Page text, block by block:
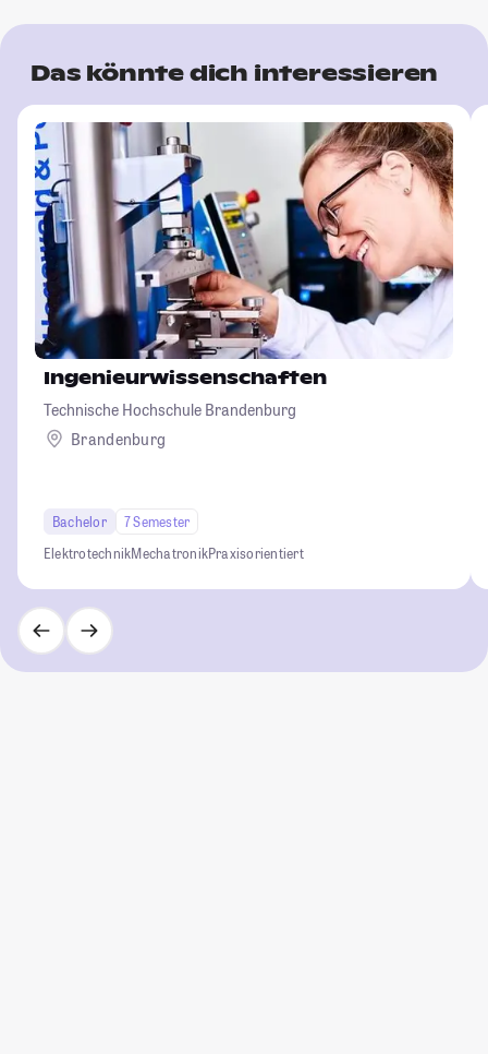
Das könnte dich interessieren
Ingenieurwissenschaften
Technische Hochschule Brandenburg
Brandenburg
Bachelor
7 Semester
ElektrotechnikMechatronikPraxisorientiert